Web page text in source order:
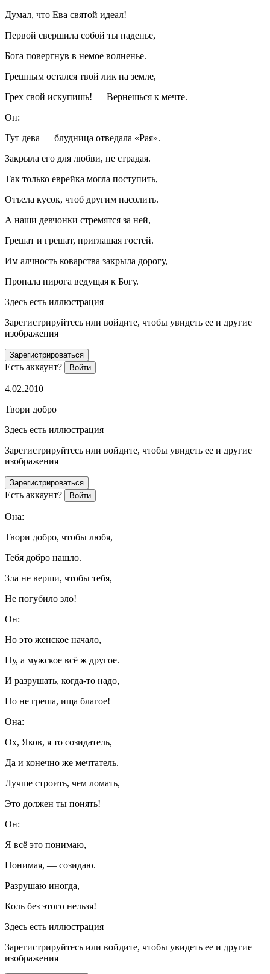
Думал, что Ева святой идеал!
Первой свершила собой ты паденье,
Бога повергнув в немое волненье.
Грешным остался твой лик на земле,
Грех свой искупишь! — Вернешься к мечте.
Он:
Тут дева — блудница отведала «Рая».
Закрыла его для любви, не страдая.
Так только еврейка могла поступить,
Отъела кусок, чтоб другим насолить.
А наши девчонки стремятся за ней,
Грешат и грешат, приглашая гостей.
Им алчность коварства закрыла дорогу,
Пропала пирога ведущая к Богу.
Здесь есть иллюстрация
Зарегистрируйтесь или войдите, чтобы увидеть ее и другие
изображения
Зарегистрироваться
Есть аккаунт? Войти
4.02.2010
Твори добро
Здесь есть иллюстрация
Зарегистрируйтесь или войдите, чтобы увидеть ее и другие
изображения
Зарегистрироваться
Есть аккаунт? Войти
Она:
Твори добро, чтобы любя,
Тебя добро нашло.
Зла не верши, чтобы тебя,
Не погубило зло!
Он:
Но это женское начало,
Ну, а мужское всё ж другое.
И разрушать, когда-то надо,
Но не греша, ища благое!
Она:
Ох, Яков, я то созидатель,
Да и конечно же мечтатель.
Лучше строить, чем ломать,
Это должен ты понять!
Он:
Я всё это понимаю,
Понимая, — созидаю.
Разрушаю иногда,
Коль без этого нельзя!
Здесь есть иллюстрация
Зарегистрируйтесь или войдите, чтобы увидеть ее и другие
изображения